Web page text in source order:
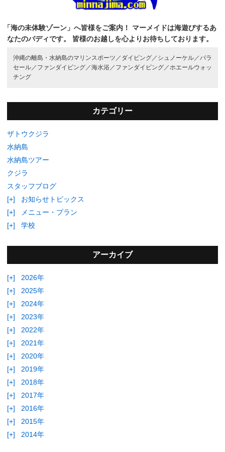
「海の未体験ゾーン」へ皆様をご案内！
マーメイドは海遊びするあ
なたのバディです。
皆様のお越しを心よりお待ちしております。
沖縄の離島・水納島のマリンスポーツ／ ダイビング／ シュノーケル／ パラ
セール／ ファンダイビング／海水浴／ ファンダイビング／ ホエールウォッ
チング
カテゴリー
ザトウクジラ
水納島
水納島ツアー
クジラ
スタッフブログ
[+]
お知らせトピックス
[+]
メニュー・プラン
[+]
学校
アーカイブ
[+]
2026年
[+]
2025年
[+]
2024年
[+]
2023年
[+]
2022年
[+]
2021年
[+]
2020年
[+]
2019年
[+]
2018年
[+]
2017年
[+]
2016年
[+]
2015年
[+]
2014年